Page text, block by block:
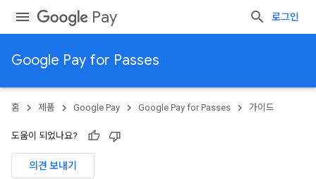
Pay 로그인
Google Pay for Passes
홈 제품 Google Pay Google Pay for Passes 가이드
도움이 되었나요?
의견 보내기